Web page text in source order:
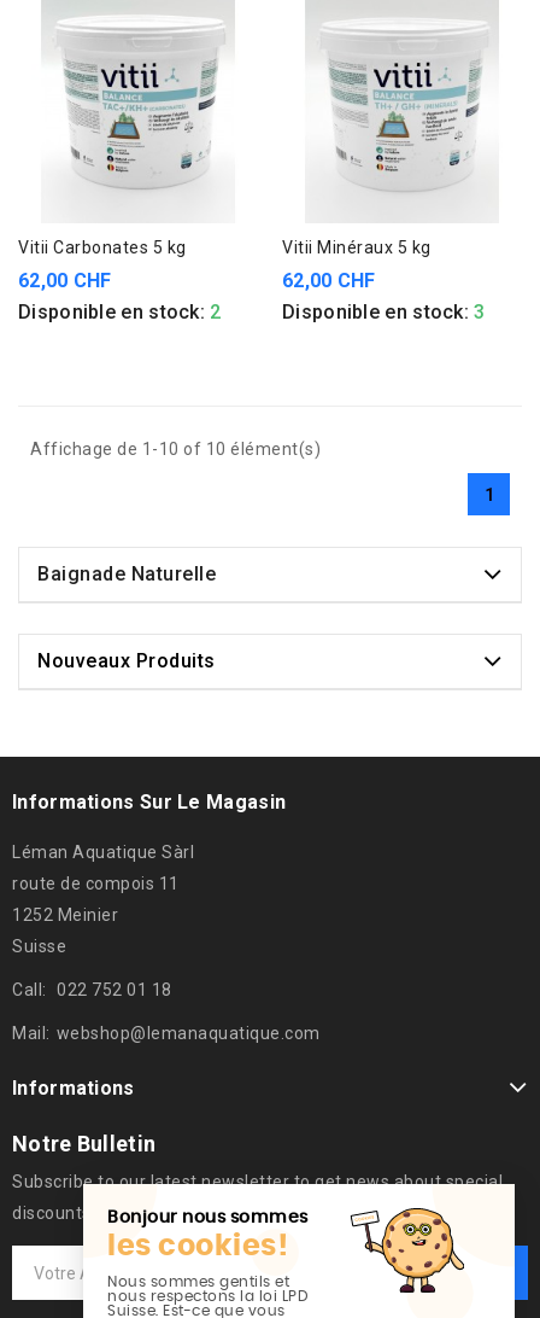
Vitii Carbonates 5 kg
62,00 CHF
Disponible en stock: 2
Vitii Minéraux 5 kg
62,00 CHF
Disponible en stock: 3
Affichage de 1-10 of 10 élément(s)
1
Baignade Naturelle
Nouveaux Produits
Informations Sur Le Magasin
Léman Aquatique Sàrl
route de compois 11
1252 Meinier
Suisse
Call: 022 752 01 18
Mail: webshop@lemanaquatique.com
Informations
Notre Bulletin
Subscribe to our latest newsletter to get news about special
discounts.
Bonjour nous sommes
les cookies!
Nous sommes gentils et
nous respectons la loi LPD
Suisse. Est-ce que vous